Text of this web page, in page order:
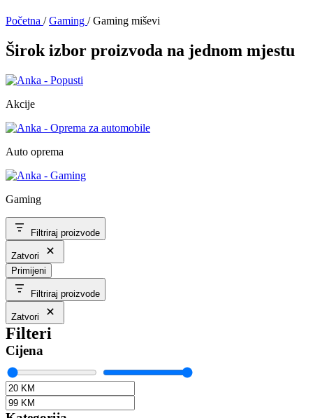
Početna / Gaming / Gaming miševi
Širok izbor proizvoda na jednom mjestu
Akcije
Auto oprema
Gaming
Filtriraj proizvode
Zatvori
Primijeni
Filtriraj proizvode
Zatvori
Filteri
Cijena